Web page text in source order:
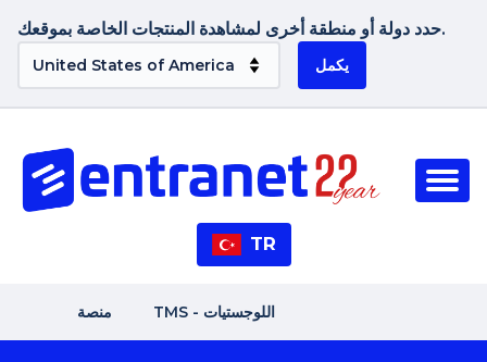
حدد دولة أو منطقة أخرى لمشاهدة المنتجات الخاصة بموقعك.
يكمل
TR
منصة TMS - اللوجستيات